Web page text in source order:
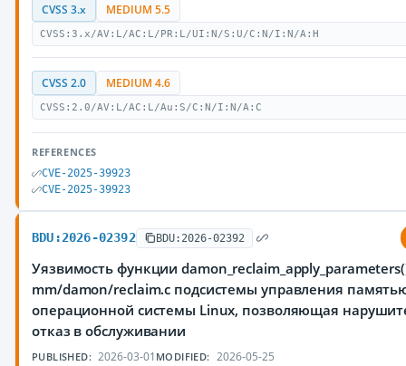
CVSS 3.x MEDIUM 5.5
CVSS:3.x/AV:L/AC:L/PR:L/UI:N/S:U/C:N/I:N/A:H
CVSS 2.0 MEDIUM 4.6
CVSS:2.0/AV:L/AC:L/Au:S/C:N/I:N/A:C
REFERENCES
CVE-2025-39923
CVE-2025-39923
BDU:2026-02392 BDU:2026-02392
Уязвимость функции
mm/damon/reclaim.c подсистемы управления
операционной системы Linux, позволяющая
отказ в обслуживании
PUBLISHED: 2026-03-01 MODIFIED: 2026-05-25